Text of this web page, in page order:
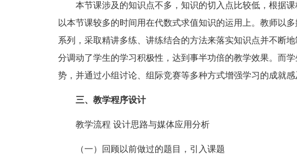
本节课涉及的知识点不多，知识的切入点比较低，根据
以本节课较多的时间用在代数式求值知识的运用上。教师以
系列，采取精讲多练、讲练结合的方法来落实知识点并不断
分调动了学生的学习积极性，达到事半功倍的教学效果。而
势，并通过小组讨论、组际竞赛等多种方式增强学习的成就
三、教学程序设计
教学流程 设计思路与媒体应用分析
（一）回顾以前做过的题目，引入课题